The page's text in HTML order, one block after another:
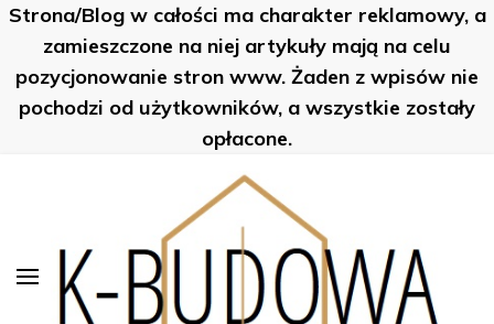
Strona/Blog w całości ma charakter reklamowy, a
zamieszczone na niej artykuły mają na celu
pozycjonowanie stron www. Żaden z wpisów nie
pochodzi od użytkowników, a wszystkie zostały
opłacone.
K-Budowa